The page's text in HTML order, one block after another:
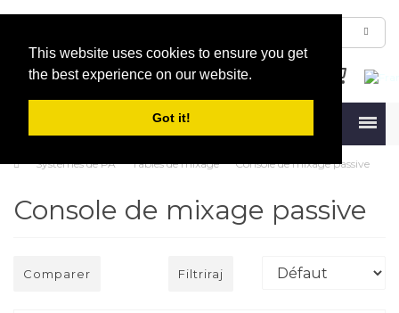
This website uses cookies to ensure you get
the best experience on our website.
Got it!
Systèmes de PA Tables de mixage Console de mixage passive
Console de mixage passive
Comparer Filtriraj